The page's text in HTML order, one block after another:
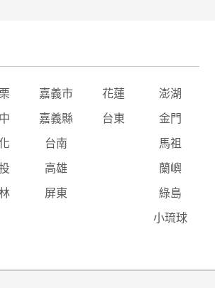
嘉義市 花蓮 澎湖
嘉義縣 台東 金門
台南 馬祖
高雄 蘭嶼
屏東 綠島
小琉球